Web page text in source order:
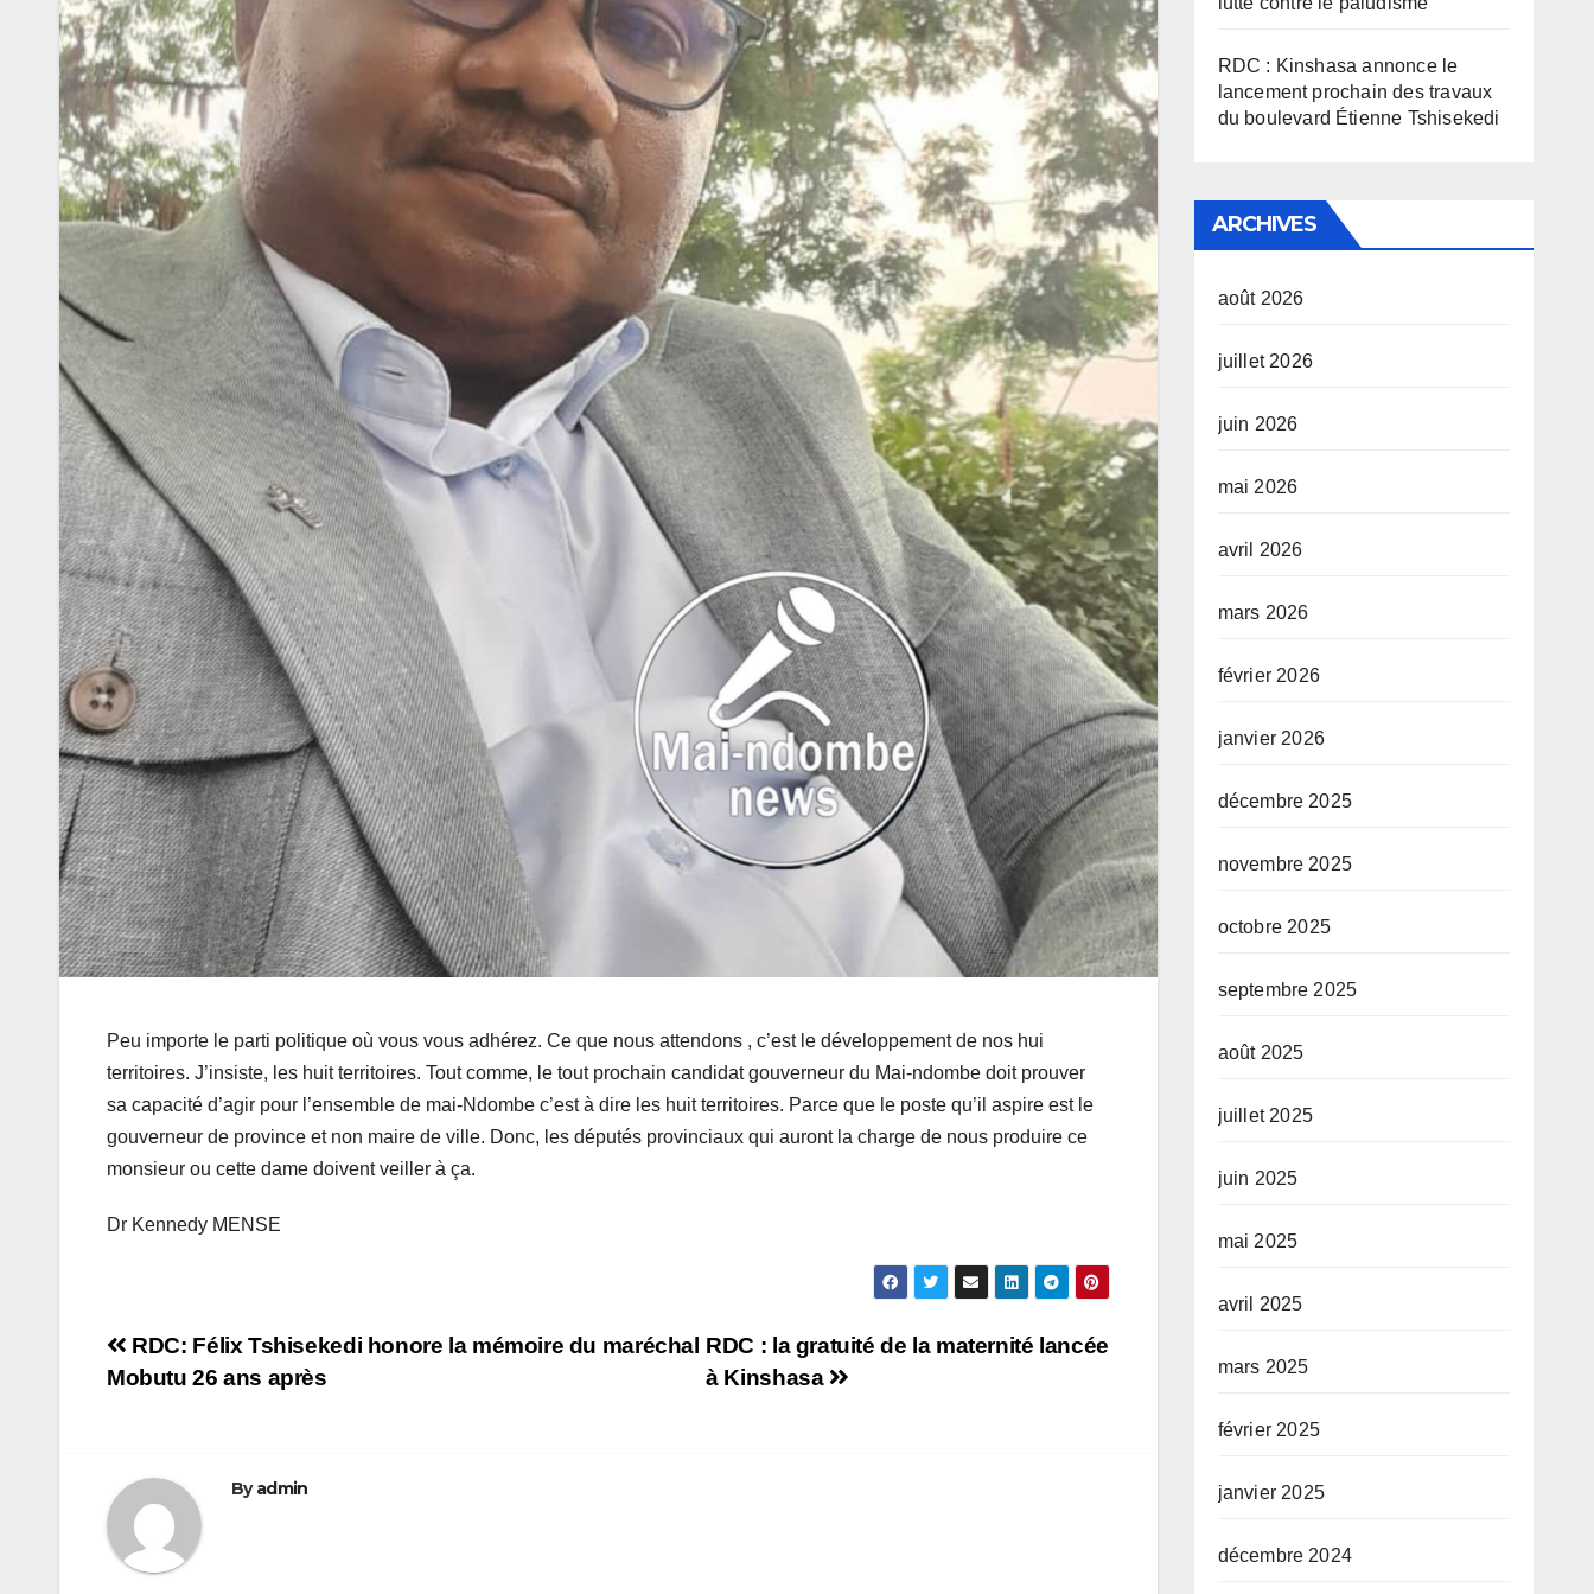
Peu importe le parti politique où vous vous adhérez. Ce que nous attendons , c’est le développement de nos hui
territoires. J’insiste, les huit territoires. Tout comme, le tout prochain candidat gouverneur du Mai-ndombe doit prouver
sa capacité d’agir pour l’ensemble de mai-Ndombe c’est à dire les huit territoires. Parce que le poste qu’il aspire est le
gouverneur de province et non maire de ville. Donc, les députés provinciaux qui auront la charge de nous produire ce
monsieur ou cette dame doivent veiller à ça.
Dr Kennedy MENSE
Navigation
RDC : la gratuité de la maternité lancée
à Kinshasa
RDC: Félix Tshisekedi honore la mémoire du maréchal
Mobutu 26 ans après
Byadmin
RDC : Kinshasa annonce le
lancement prochain des travaux
du boulevard Étienne Tshisekedi
ARCHIVES
août 2026
juillet 2026
juin 2026
mai 2026
avril 2026
mars 2026
février 2026
janvier 2026
décembre 2025
novembre 2025
octobre 2025
septembre 2025
août 2025
juillet 2025
juin 2025
mai 2025
avril 2025
mars 2025
février 2025
janvier 2025
décembre 2024